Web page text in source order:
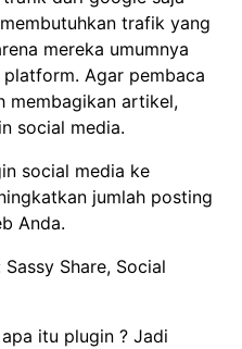
trafik yang
mereka umumnya
Agar pembaca
membagikan artikel,
social media.
social media ke
jumlah posting
Anda.
Share, Social
itu plugin ? Jadi